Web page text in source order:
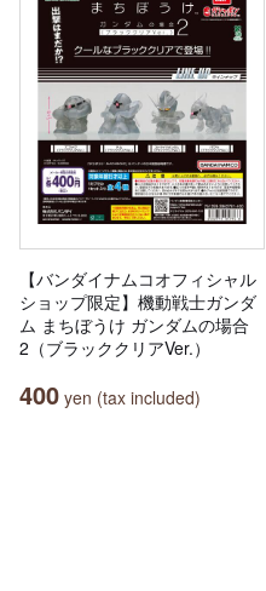
【バンダイナムコオフィシャル
ショップ限定】機動戦士ガンダ
ム まちぼうけ ガンダムの場合
2（ブラッククリアVer.）
400 yen (tax included)